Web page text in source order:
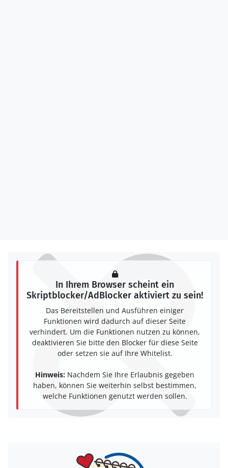
In Ihrem Browser scheint ein
Skriptblocker/AdBlocker aktiviert zu sein!
Das Bereitstellen und Ausführen einiger
Funktionen wird dadurch auf dieser Seite
verhindert. Um die Funktionen nutzen zu können,
deaktivieren Sie bitte den Blocker für diese Seite
oder setzen sie auf Ihre Whitelist.
Hinweis: Nachdem Sie Ihre Erlaubnis gegeben
haben, können Sie weiterhin selbst bestimmen,
welche Funktionen genutzt werden sollen.